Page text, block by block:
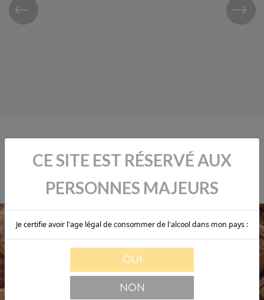
CE SITE EST RÉSERVÉ AUX
PERSONNES MAJEURS
Je certifie avoir l'age légal de consommer de l'alcool dans mon pays :
OUI
NON